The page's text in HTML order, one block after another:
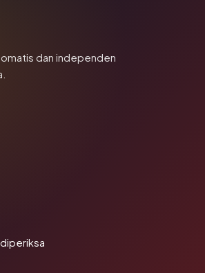
dan independen